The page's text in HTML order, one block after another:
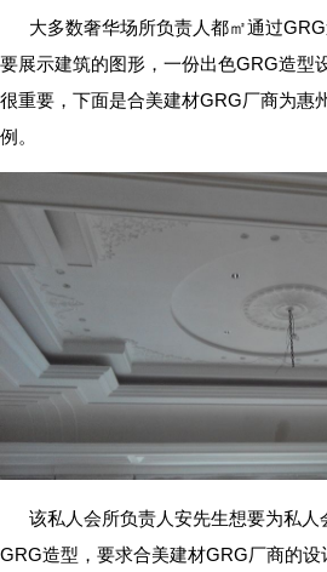
大多数奢华场所负责人都㎡通过
要展示建筑的图形，一份出色GRG造型
很重要，下面是合美建材GRG厂商为惠
例。
该私人会所负责人安先生想要为私
GRG造型，要求合美建材GRG厂商的